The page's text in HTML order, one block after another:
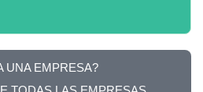
UNA EMPRESA?